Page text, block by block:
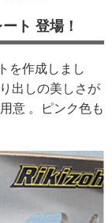
ト 登場！
を作成しまし
出しの美しさが
意 。ピンク色も